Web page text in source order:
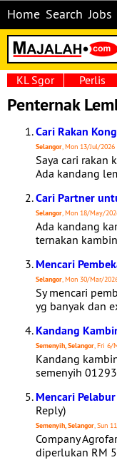
Home Search Jobs
KL Sgor Perlis
Penternak
Cari Rakan
Selangor, Mon 13/Jul/
Saya cari rakan
Ada kandang
Cari Partner
Selangor, Mon 18/May/
Ada kandang
ternakan
Mencari
Selangor, Mon 30/Mar/
Sy mencari
yg banyak dan
Kandang
Semenyih, Selangor, Fri 6/
Kandang
semenyih
Mencari
Reply)
Semenyih, Selangor, Sun
Company
diperlukan RM